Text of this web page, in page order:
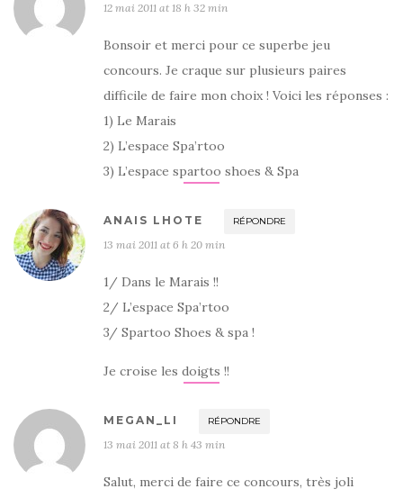
12 mai 2011 at 18 h 32 min
Bonsoir et merci pour ce superbe jeu
concours. Je craque sur plusieurs paires
difficile de faire mon choix ! Voici les réponses :
1) Le Marais
2) L’espace Spa’rtoo
3) L’espace spartoo shoes & Spa
ANAIS LHOTE RÉPONDRE
13 mai 2011 at 6 h 20 min
1/ Dans le Marais !!
2/ L’espace Spa’rtoo
3/ Spartoo Shoes & spa !
Je croise les doigts !!
MEGAN_LI RÉPONDRE
13 mai 2011 at 8 h 43 min
Salut, merci de faire ce concours, très joli